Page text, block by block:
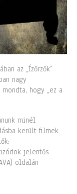
az „Ízőrzők”
nagy
hogy „ez a
minél
került filmek
jelentős
oldalán